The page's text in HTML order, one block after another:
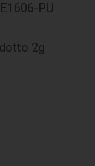
PU
2g